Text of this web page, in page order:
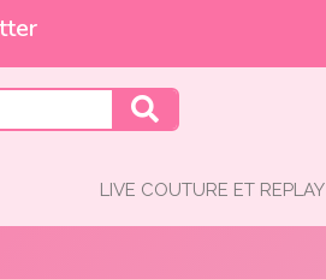
LIVE COUTURE ET REPLAY